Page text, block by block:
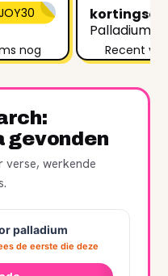
nog
Palladium
Recent
gevonden
verse, werkende
palladium
de eerste die deze